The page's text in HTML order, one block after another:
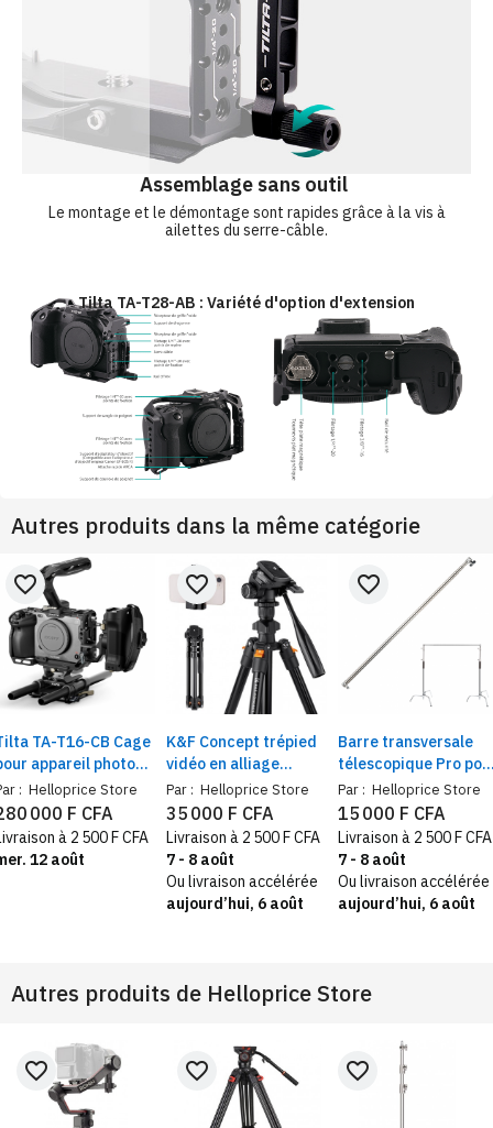
Assemblage sans outil
Le montage et le démontage sont rapides grâce à la vis à
ailettes du serre-câble.
Tilta TA-T28-AB : Variété d'option d'extension
Autres produits dans la même catégorie
TA-T16-CB Cage
appareil photo
FX3/FX30 V2 Kit
: Helloprice Store
favorite_border
000 F CFA
à 2 500 F CFA
12 août
K&F Concept trépied
vidéo en alliage
d'aluminium avec tête
sphérique
panoramique + tête
vidéo + pince pour
téléphone portable
Par : Helloprice Store
favorite_border
35 000 F CFA
Livraison à 2 500 F CFA
7 - 8 août
Ou livraison accélérée
aujourd’hui, 6 août
Barre transversale
télescopique Pro
toile de fond ,
et réglable, 3 m, en
acier inoxydable, 3
sections
Par : Helloprice Store
favorite_border
15 000 F CFA
Livraison à 2 500 F CFA
7 - 8 août
Ou livraison accélérée
aujourd’hui, 6 août
Autres produits de Helloprice Store
favorite_border favorite_border favorite_border